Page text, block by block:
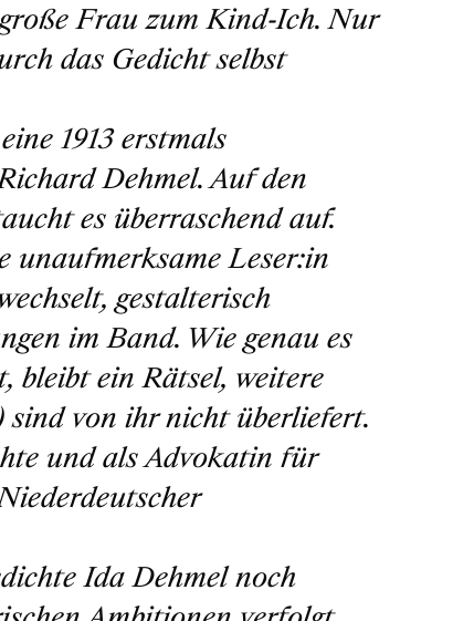
Frau zum Kind-Ich. Nur
das Gedicht selbst
1913 erstmals
Dehmel. Auf den
es überraschend auf.
unaufmerksame Leser:in
gestalterisch
im Band. Wie genau es
bleibt ein Rätsel, weitere
sind von ihr nicht überliefert.
und als Advokatin für
Ida Dehmel noch